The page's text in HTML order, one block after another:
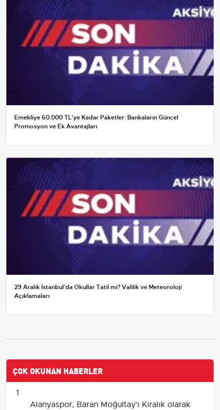
Emekliye 60.000 TL'ye Kadar Paketler: Bankaların Güncel
Promosyon ve Ek Avantajları
29 Aralık İstanbul'da Okullar Tatil mi? Valilik ve Meteoroloji
Açıklamaları
ÇOK OKUNAN HABERLER
1
Alanyaspor, Baran Moğultay'ı Kiralık olarak